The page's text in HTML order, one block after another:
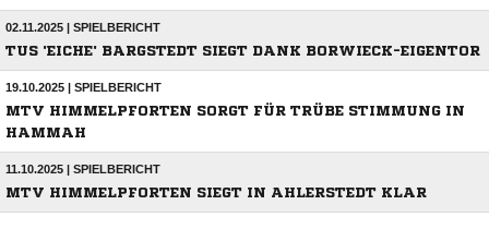
02.11.2025 | SPIELBERICHT
TUS 'EICHE' BARGSTEDT SIEGT DANK BORWIECK-EIGENTOR
19.10.2025 | SPIELBERICHT
MTV HIMMELPFORTEN SORGT FÜR TRÜBE STIMMUNG IN
HAMMAH
11.10.2025 | SPIELBERICHT
MTV HIMMELPFORTEN SIEGT IN AHLERSTEDT KLAR